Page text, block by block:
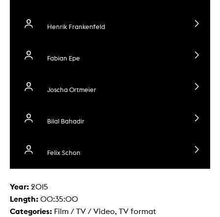
Henrik Frankenfeld
Fabian Epe
Joscha Ortmeier
Bilal Bahadir
Felix Schon
Year: 2015
Length: 00:35:00
Categories: Film / TV / Video, TV format